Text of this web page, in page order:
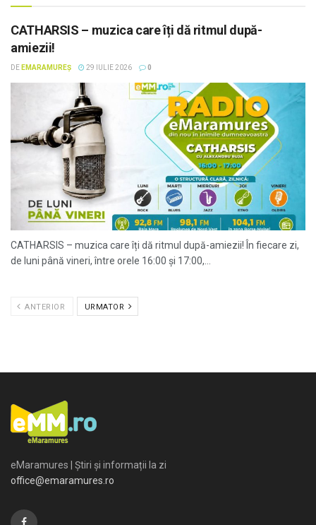
CATHARSIS – muzica care îți dă ritmul după-
amiezii!
DE EMARAMUREȘ 29 IULIE 2026 0
CATHARSIS – muzica care îți dă ritmul după-amiezii! În fiecare zi,
de luni până vineri, între orele 16:00 și 17:00,...
ANTERIOR URMATOR
eMaramures | Știri și informații la zi
office@emaramures.ro